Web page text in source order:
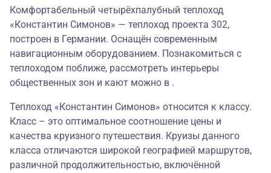
Комфортабельный четырёхпалубный теплоход
«Константин Симонов» — теплоход проекта 302,
построен в Германии. Оснащён современным
навигационным оборудованием. Познакомиться с
теплоходом поближе, рассмотреть интерьеры
общественных зон и кают можно в .
Теплоход «Константин Симонов» относится к классу.
Класс – это оптимальное соотношение цены и
качества круизного путешествия. Круизы данного
класса отличаются широкой географией маршрутов,
различной продолжительностью, включённой